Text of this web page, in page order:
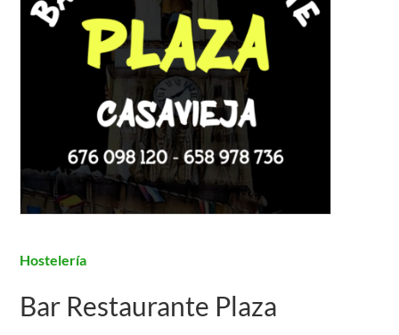
Hostelería
Bar Restaurante Plaza